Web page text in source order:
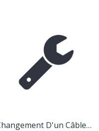
Changement D'un Câble De Frein + Gaine (réglage...